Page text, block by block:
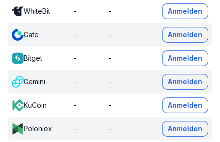
WhiteBit - - Anmelden
Gate - - Anmelden
Bitget - - Anmelden
Gemini - - Anmelden
KuCoin - - Anmelden
Poloniex - - Anmelden